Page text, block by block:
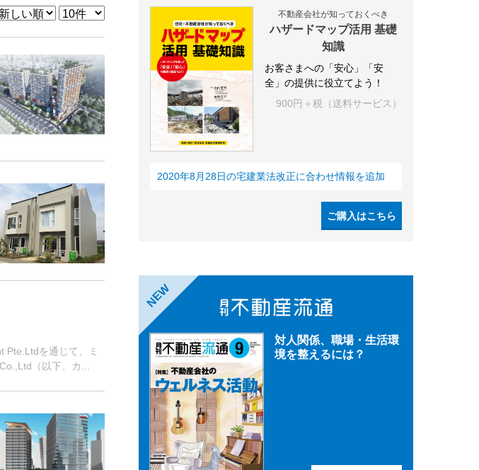
Pte.Ltdを通じて、ミ
（以下、カ...
不動産会社が知っておくべき
ハザードマップ活用 基礎
知識
お客さまへの「安心」「安
全」の提供に役立てよう！
900円＋税（送料サービス）
2020年8月28日の宅建業法改正に合わせ情報を追加
ご購入はこちら
NEW
対人関係、職場・生活環
境を整えるには？